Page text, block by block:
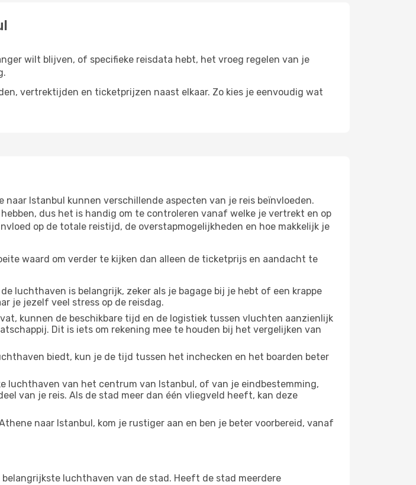
wilt blijven, of specifieke reisdata hebt, het vroeg regelen van je
vertrektijden en ticketprijzen naast elkaar. Zo kies je eenvoudig wat
Istanbul kunnen verschillende aspecten van je reis beïnvloeden.
dus het is handig om te controleren vanaf welke je vertrekt en op
op de totale reistijd, de overstapmogelijkheden en hoe makkelijk je
waard om verder te kijken dan alleen de ticketprijs en aandacht te
luchthaven is belangrijk, zeker als je bagage bij je hebt of een krappe
je jezelf veel stress op de reisdag.
kunnen de beschikbare tijd en de logistiek tussen vluchten aanzienlijk
Dit is iets om rekening mee te houden bij het vergelijken van
biedt, kun je de tijd tussen het inchecken en het boarden beter
luchthaven van het centrum van Istanbul, of van je eindbestemming,
van je reis. Als de stad meer dan één vliegveld heeft, kan deze
naar Istanbul, kom je rustiger aan en ben je beter voorbereid, vanaf
luchthaven van de stad. Heeft de stad meerdere